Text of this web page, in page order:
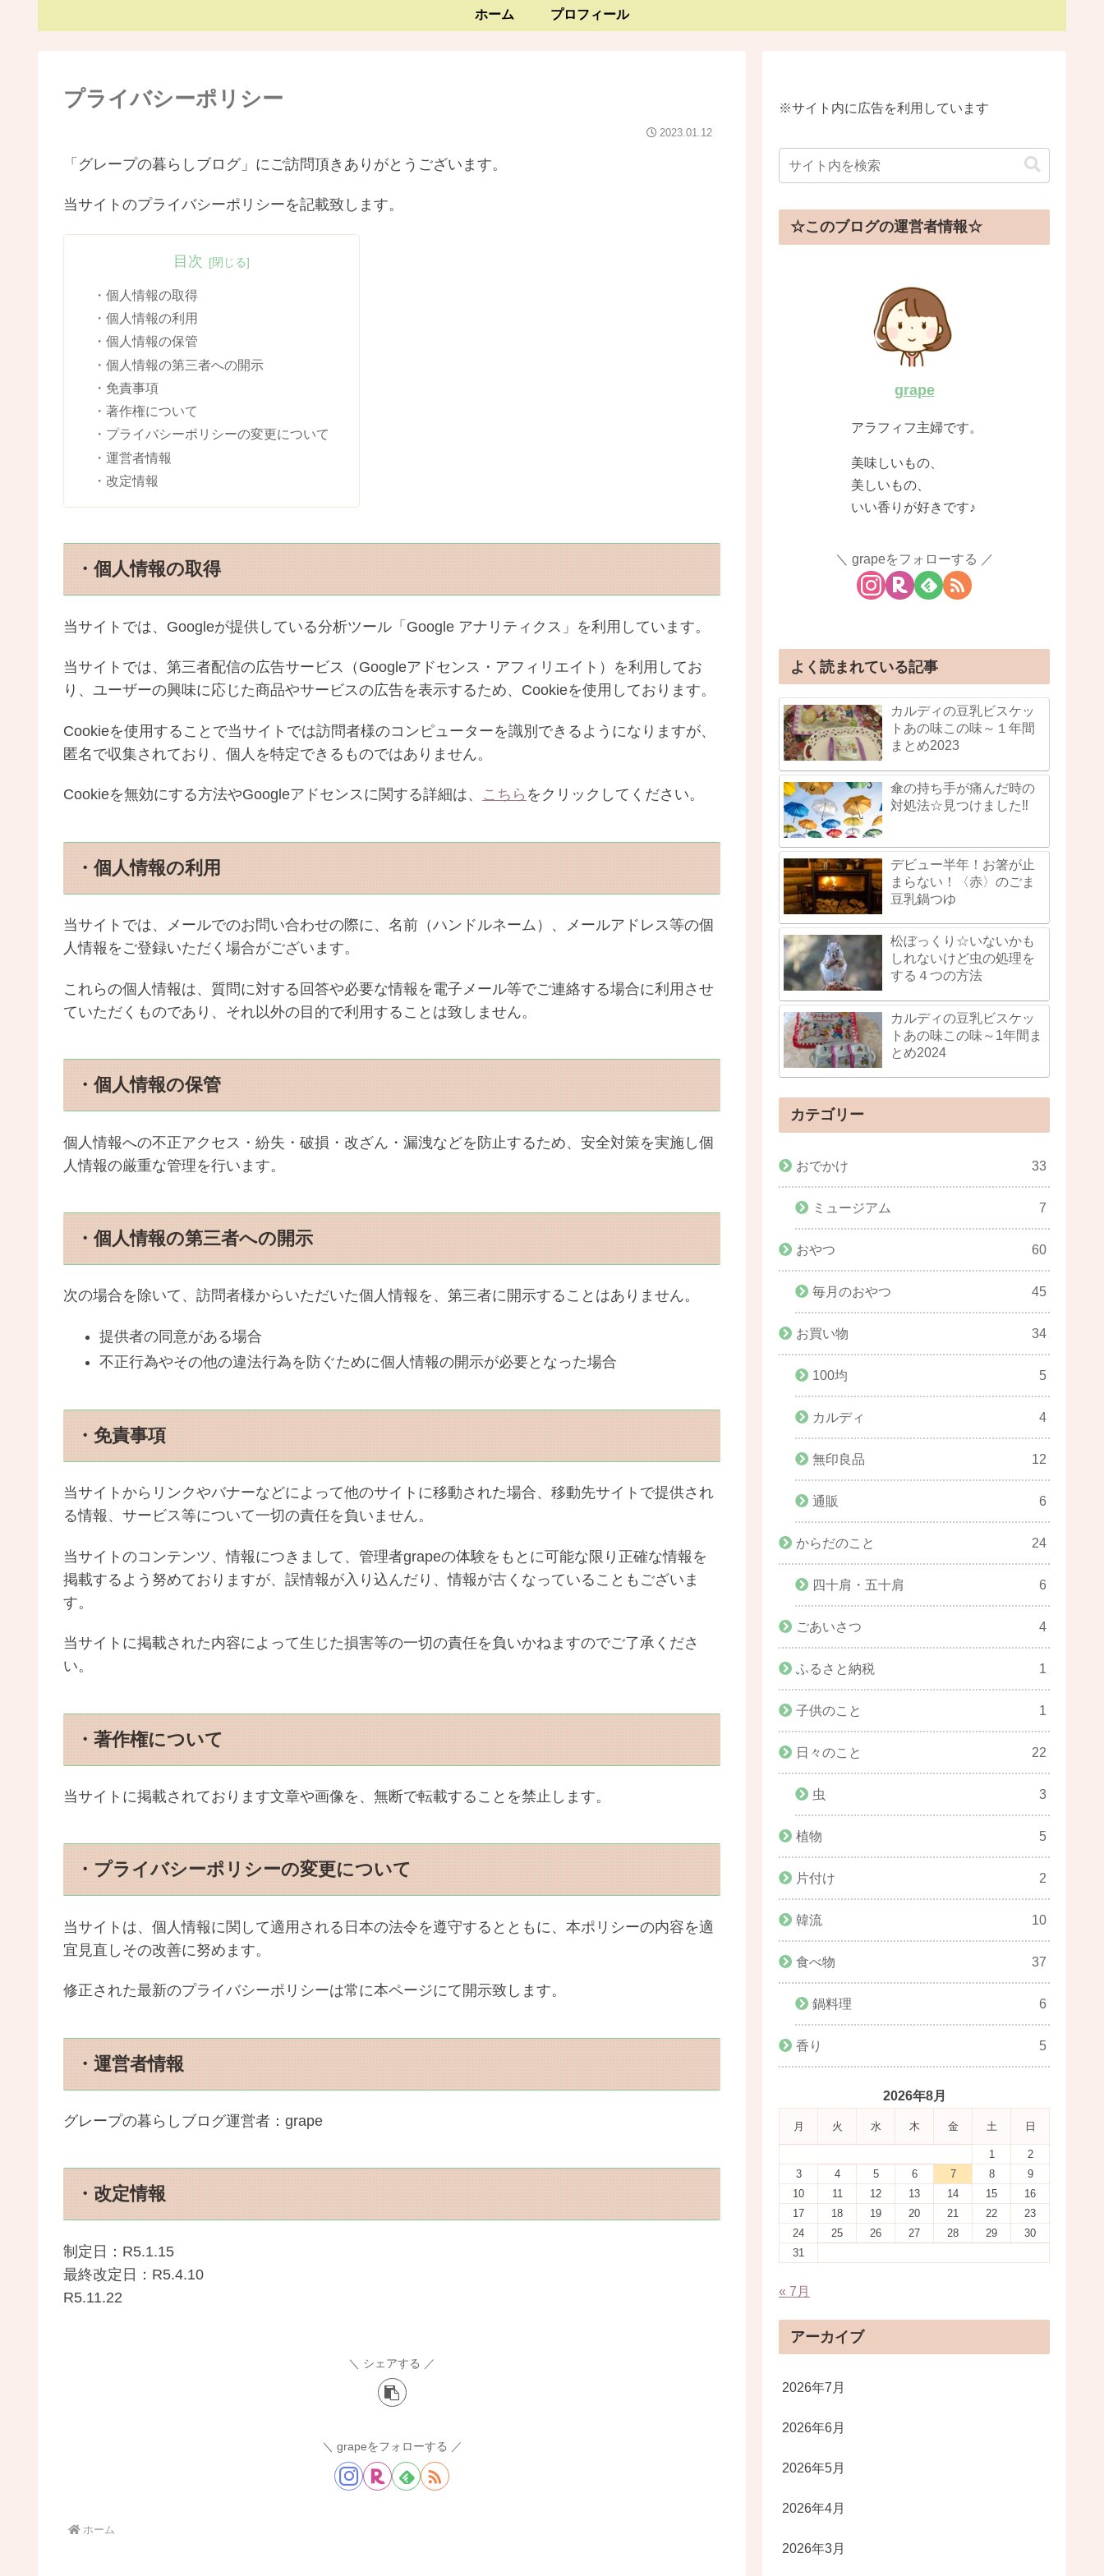
ホーム プロフィール
プライバシーポリシー
2023.01.12
「グレープの暮らしブログ」にご訪問頂きありがとうございます。
当サイトのプライバシーポリシーを記載致します。
目次
・個人情報の取得
・個人情報の利用
・個人情報の保管
・個人情報の第三者への開示
・免責事項
・著作権について
・プライバシーポリシーの変更について
・運営者情報
・改定情報
・個人情報の取得
当サイトでは、Googleが提供している分析ツール「Google アナリティクス」を利用しています。
当サイトでは、第三者配信の広告サービス（Googleアドセンス・アフィリエイト）を利用してお
り、ユーザーの興味に応じた商品やサービスの広告を表示するため、Cookieを使用しております。
Cookieを使用することで当サイトでは訪問者様のコンピューターを識別できるようになりますが、
匿名で収集されており、個人を特定できるものではありません。
Cookieを無効にする方法やGoogleアドセンスに関する詳細は、 こちら をクリックしてください。
・個人情報の利用
当サイトでは、メールでのお問い合わせの際に、名前（ハンドルネーム）、メールアドレス等の個
人情報をご登録いただく場合がございます。
これらの個人情報は、質問に対する回答や必要な情報を電子メール等でご連絡する場合に利用させ
ていただくものであり、それ以外の目的で利用することは致しません。
・個人情報の保管
個人情報への不正アクセス・紛失・破損・改ざん・漏洩などを防止するため、安全対策を実施し個
人情報の厳重な管理を行います。
・個人情報の第三者への開示
次の場合を除いて、訪問者様からいただいた個人情報を、第三者に開示することはありません。
提供者の同意がある場合
不正行為やその他の違法行為を防ぐために個人情報の開示が必要となった場合
・免責事項
当サイトからリンクやバナーなどによって他のサイトに移動された場合、移動先サイトで提供され
る情報、サービス等について一切の責任を負いません。
当サイトのコンテンツ、情報につきまして、管理者grapeの体験をもとに可能な限り正確な情報を
掲載するよう努めておりますが、誤情報が入り込んだり、情報が古くなっていることもございま
す。
当サイトに掲載された内容によって生じた損害等の一切の責任を負いかねますのでご了承くださ
い。
・著作権について
当サイトに掲載されております文章や画像を、無断で転載することを禁止します。
・プライバシーポリシーの変更について
当サイトは、個人情報に関して適用される日本の法令を遵守するとともに、本ポリシーの内容を適
宜見直しその改善に努めます。
修正された最新のプライバシーポリシーは常に本ページにて開示致します。
・運営者情報
グレープの暮らしブログ運営者：grape
・改定情報
制定日：R5.1.15
最終改定日：R5.4.10
R5.11.22
シェアする
grapeをフォローする
ホーム
※サイト内に広告を利用しています
☆このブログの運営者情報☆
grape
アラフィフ主婦です。
美味しいもの、
美しいもの、
いい香りが好きです♪
grapeをフォローする
よく読まれている記事
カルディの豆乳ビスケッ
トあの味この味～１年間
まとめ2023
傘の持ち手が痛んだ時の
対処法☆見つけました‼
デビュー半年！お箸が止
まらない！〈赤〉のごま
豆乳鍋つゆ
松ぼっくり☆いないかも
しれないけど虫の処理を
する４つの方法
カルディの豆乳ビスケッ
トあの味この味～1年間ま
とめ2024
カテゴリー
おでかけ 33
ミュージアム 7
おやつ 60
毎月のおやつ 45
お買い物 34
100均 5
カルディ 4
無印良品 12
通販 6
からだのこと 24
四十肩・五十肩 6
ごあいさつ 4
ふるさと納税 1
子供のこと 1
日々のこと 22
虫 3
植物 5
片付け 2
韓流 10
食べ物 37
鍋料理 6
香り 5
2026年8月
月 火 水 木 金 土 日
1
2
3
4 5 6 7 8
9
10
11 12 13 14 15
16
17
18 19 20 21 22
23
24
25 26 27 28 29
30
31
« 7月
アーカイブ
2026年7月
2026年6月
2026年5月
2026年4月
2026年3月